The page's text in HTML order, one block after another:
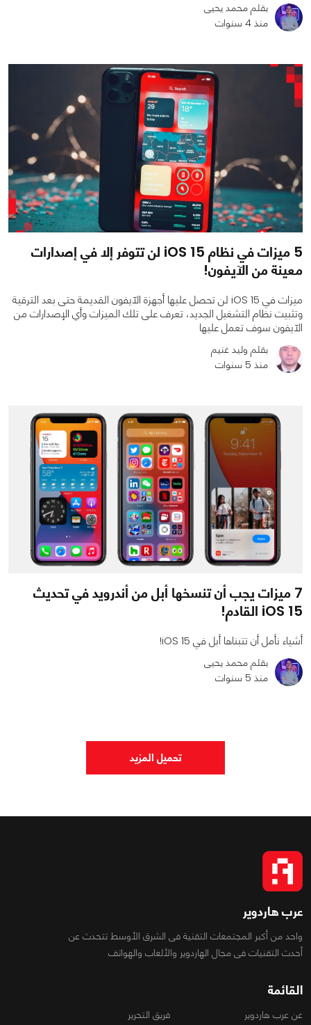
0
بقلم محمد يحيى
منذ 4 سنوات
5 ميزات في نظام iOS 15 لن تتوفر إلا في إصدارات
معينة من الآيفون!
ميزات في iOS 15 لن تحصل عليها أجهزة الآيفون القديمة حتى بعد الترقية
وتثبيت نظام التشغيل الجديد، تعرف على تلك الميزات وأي الإصدارات من
الآيفون سوف تعمل عليها
بقلم وليد غنيم
منذ 5 سنوات
7 ميزات يجب أن تنسخها أبل من أندرويد في تحديث
iOS 15 القادم!
أشياء نأمل أن تتبناها أبل في iOS 15!
بقلم محمد يحيى
منذ 5 سنوات
تحميل المزيد
عرب هاردوير
واحد من أكبر المجتمعات التقنية فى الشرق الأوسط تتحدث عن
أحدث التقنيات فى مجال الهاردوير والألعاب والهواتف
القائمة
عن عرب هاردوير فريق التحرير